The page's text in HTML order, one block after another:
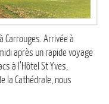
Carrouges. Arrivée à
après un rapide voyage
à l’Hôtel St Yves,
la Cathédrale, nous